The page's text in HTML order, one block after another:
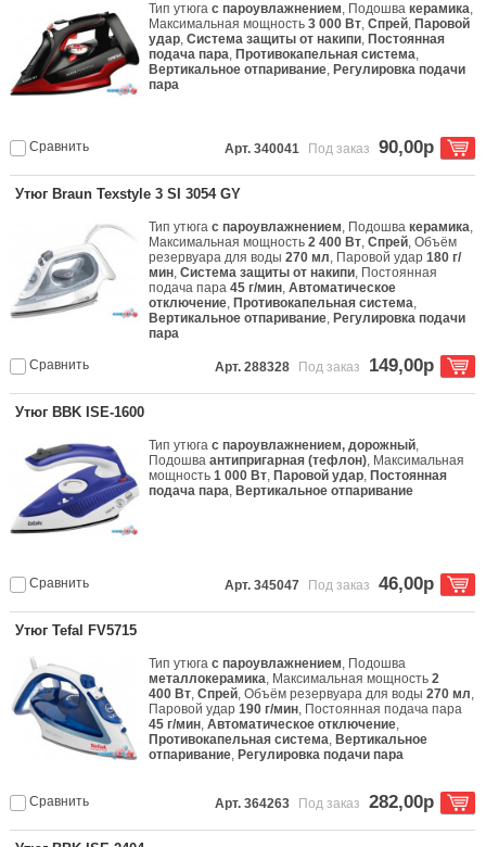
Тип утюгас пароувлажнением, Подошвакерамика,
Максимальная мощность3 000 Вт,Спрей, Паровой
удар,Система защиты от накипи, Постоянная
подача пара, Противокапельная система,
Вертикальное отпаривание, Регулировка подачи
пара
Сравнить Арт. 340041 Под заказ 90,00р
Утюг Braun Texstyle 3 SI 3054 GY
Тип утюгас пароувлажнением, Подошвакерамика,
Максимальная мощность2 400 Вт,Спрей, Объём
резервуара для воды270 мл, Паровой удар180 г/
мин,Система защиты от накипи, Постоянная
подача пара45 г/мин,Автоматическое
отключение, Противокапельная система,
Вертикальное отпаривание, Регулировка подачи
пара
Сравнить Арт. 288328 Под заказ 149,00р
Утюг BBK ISE-1600
Тип утюгас пароувлажнением, дорожный,
Подошваантипригарная (тефлон), Максимальная
мощность1 000 Вт, Паровой удар, Постоянная
подача пара, Вертикальное отпаривание
Сравнить Арт. 345047 Под заказ 46,00р
Утюг Tefal FV5715
Тип утюгас пароувлажнением, Подошва
металлокерамика, Максимальная мощность2
400 Вт,Спрей, Объём резервуара для воды270 мл,
Паровой удар190 г/мин, Постоянная подача пара
45 г/мин,Автоматическое отключение,
Противокапельная система, Вертикальное
отпаривание, Регулировка подачи пара
Сравнить Арт. 364263 Под заказ 282,00р